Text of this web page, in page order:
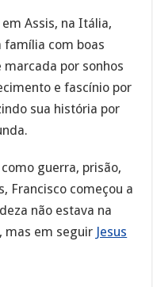
em Assis, na Itália,
família com boas
por sonhos
e fascínio por
sua história por
guerra, prisão,
Francisco começou a
não estava na
mas em seguir Jesus